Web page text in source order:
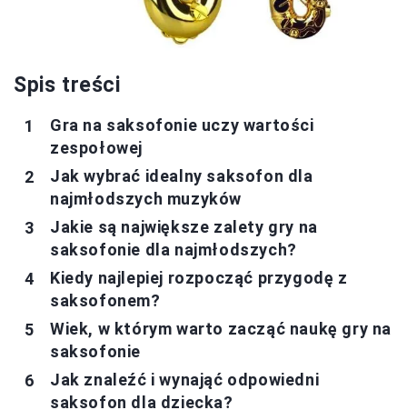
Spis treści
Gra na saksofonie uczy wartości
zespołowej
Jak wybrać idealny saksofon dla
najmłodszych muzyków
Jakie są największe zalety gry na
saksofonie dla najmłodszych?
Kiedy najlepiej rozpocząć przygodę z
saksofonem?
Wiek, w którym warto zacząć naukę gry na
saksofonie
Jak znaleźć i wynająć odpowiedni
saksofon dla dziecka?